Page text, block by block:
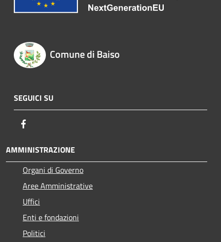
Comune di Baiso
SEGUICI SU
AMMINISTRAZIONE
Organi di Governo
Aree Amministrative
Uffici
Enti e fondazioni
Politici